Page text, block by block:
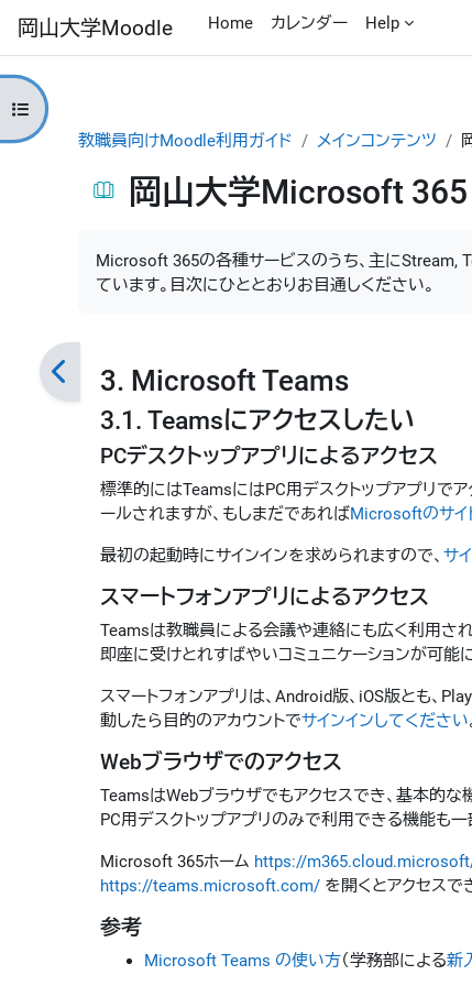
岡山大学Moodle Home カレンダー Help
コースインデックスを開く
教職員向けMoodle利用ガイド
メインコンテンツ
岡山大学Microsoft 365
Microsoft 365の各種サービスのうち、主に
ています。目次にひととおりお目通しください。
3. Microsoft Teams
3.1. Teamsにアクセスしたい
PCデスクトップアプリによるアクセス
標準的にはTeamsにはPC用デスクトップアプリで
ールされますが、もしまだであればMicrosoftのサイ
最初の起動時にサインインを求められますので、 サ
スマートフォンアプリによるアクセス
Teamsは教職員による会議や連絡にも広く利用され
即座に受けとれすばやいコミュニケーションが可能
スマートフォンアプリは、Android版、iOS版とも、
動したら目的のアカウントでサインインしてください
Webブラウザでのアクセス
TeamsはWebブラウザでもアクセスでき、基本的な
PC用デスクトップアプリのみで利用できる機能も一
Microsoft 365ホーム https://
https://teams.microsoft.com/ を開くとアクセスで
参考
Microsoft Teams の使い方（学務部による新